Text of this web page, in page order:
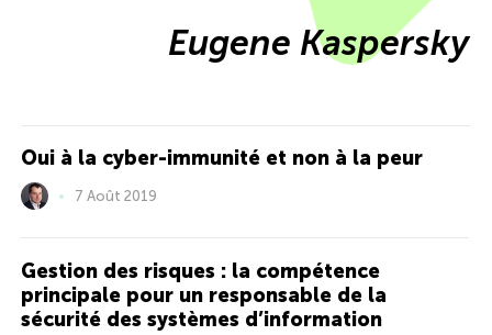
Eugene Kaspersky
Oui à la cyber-immunité et non à la peur
7 Août 2019
Gestion des risques : la compétence
principale pour un responsable de la
sécurité des systèmes d’information